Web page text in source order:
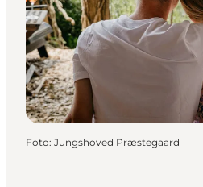
Foto: Jungshoved Præstegaard